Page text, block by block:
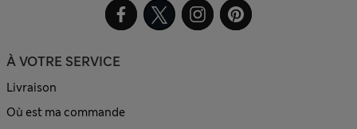
À VOTRE SERVICE
Livraison
Où est ma commande